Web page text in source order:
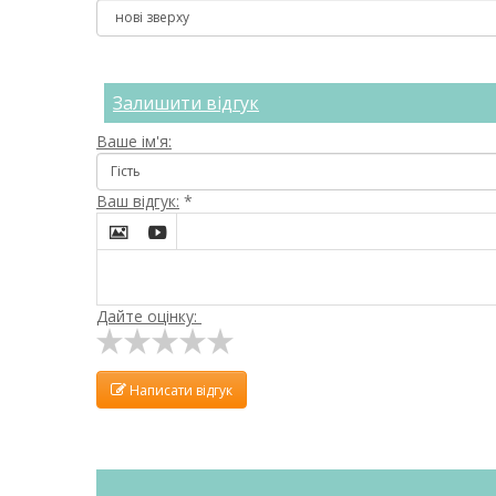
Залишити відгук
Ваше ім'я:
Ваш відгук: *
 
Дайте оцінку:
Написати відгук